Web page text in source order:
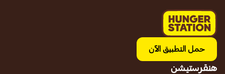
حمل التطبيق الآن
هنقرستيشن